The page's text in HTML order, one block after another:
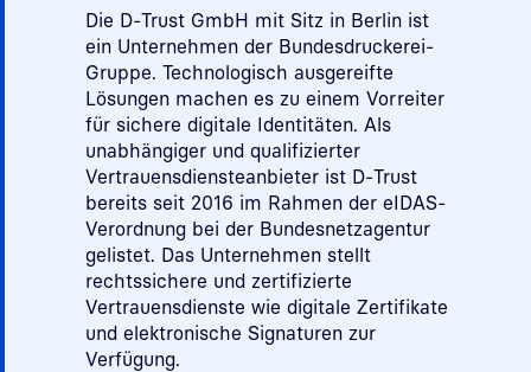
Die D-Trust GmbH mit Sitz in Berlin ist
ein Unternehmen der Bundesdruckerei-
Gruppe. Technologisch ausgereifte
Lösungen machen es zu einem Vorreiter
für sichere digitale Identitäten. Als
unabhängiger und qualifizierter
Vertrauensdiensteanbieter ist D-Trust
bereits seit 2016 im Rahmen der eIDAS-
Verordnung bei der Bundesnetzagentur
gelistet. Das Unternehmen stellt
rechtssichere und zertifizierte
Vertrauensdienste wie digitale Zertifikate
und elektronische Signaturen zur
Verfügung.